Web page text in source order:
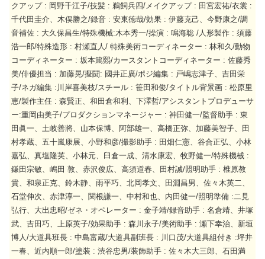
クアップ : 岡野千江子/技髪 : 鵜飼兵四/メイクアップ : 田宮宏祐/衣裳 :
千代田圭介、木俣勝之/録音 : 安東徳哉/効果 : 伊藤克己、今野康之/調
音補佐 : 大久保昌生/特殊機械:木本秀一/操演 : 鳴海聡 /人形製作 : 須藤
浩一郎/特殊造形 : 村瀬直人/ 特殊美術コーディネーター : 林和久/動物
コーディネーター : 坂本篤熙/カースタントコーディネーター : 佐藤秀
美/俳優担当 : 加藤晃/擬闘: 國井正廣/ポジ編集 : 戸嶋志津子、吉田栄
子/ネガ編集 :川岸喜美枝/スチール : 笹田和俊/タイトル背景画 : 松原里
恵/製作主任 : 森賢正、和田倉和利、下澤哲/アシスタントプロデューサ
ー:重岡由美子/プロダクションマネージャー : 神田健一/監督助手 : 東
田眞一、土岐善將、山本保博、阿部雄一、高橋正弥、加藤美智子、田
村孝蔵、五十嵐康展、小野和彦/撮影助手 : 田畑仁憲、谷合正弘、小林
嘉弘、真塩隆英、小林元、臼倉一成、清水康宏、牧野健一/特殊機械 :
鎌田宗敏、嶋田 敦、赤沢俊広、高須道春、田村誠/照明助手 : 椎原教
貴、和泉正克、鈴木静、雨平巧、北岡孝文、田淵昌男、佐々木英二、
石堂伸次、赤津淳一、関根謙一、中村和也、内田健一/照明準備 :二見
弘行、大出忠昭/ゼネ・オペレーター : 金子靖/録音助手 : 名倉靖、井塚
武、吉田巧、上原英子/効果助手 : 森川永子/美術助手 : 瀬下幸治、新垣
博人/大道具班長 : 中島富蔵/大道具副班長 : 川口茂/大道具組付き :坪井
一春、近内順一郎/塗装 : 渋谷忠男/装飾助手 : 佐々木大三郎、石田満